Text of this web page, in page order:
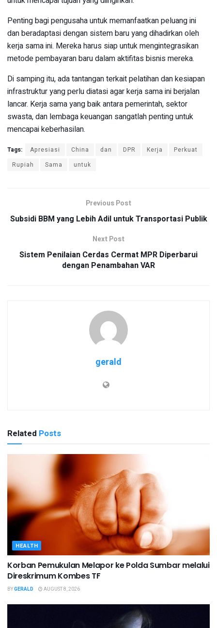
Penting bagi pengusaha untuk memanfaatkan peluang ini
dan beradaptasi dengan sistem baru yang dihadirkan oleh
kerja sama ini. Mereka harus siap untuk mengintegrasikan
metode pembayaran baru dalam aktifitas bisnis mereka.
Di samping itu, ada tantangan terkait pelatihan dan kesiapan
infrastruktur yang perlu diatasi agar kerja sama ini berjalan
lancar. Kerja sama yang baik antara pemerintah, sektor
swasta, dan lembaga keuangan sangatlah penting untuk
mencapai keberhasilan.
Tags: Apresiasi China dan DPR Kerja
Perkuat
Rupiah
Sama untuk
Previous Post
Subsidi BBM yang Lebih Adil untuk Transportasi Publik
Next Post
Sistem Penilaian Cerdas Cermat MPR Diperbarui
dengan Penambahan VAR
gerald
Related Posts
HEALTH
Korban Pemukulan Melapor ke Polda Sumbar melalui
Direskrimum Kombes TF
BYGERALD AUGUST 8, 2026